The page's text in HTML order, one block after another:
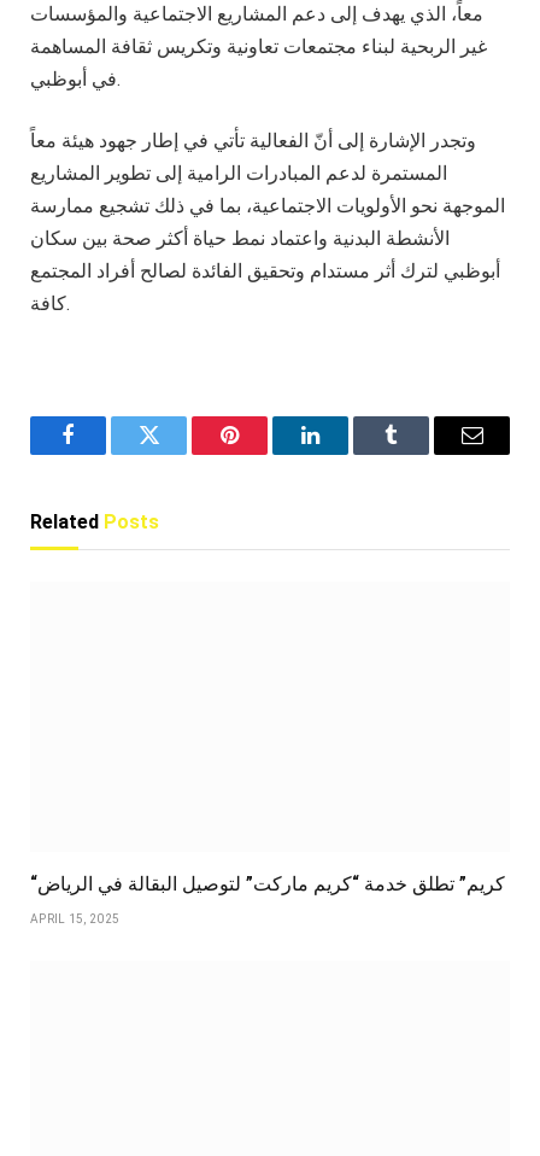
معاً، الذي يهدف إلى دعم المشاريع الاجتماعية والمؤسسات
غير الربحية لبناء مجتمعات تعاونية وتكريس ثقافة المساهمة
في أبوظبي.
وتجدر الإشارة إلى أنّ الفعالية تأتي في إطار جهود هيئة معاً
المستمرة لدعم المبادرات الرامية إلى تطوير المشاريع
الموجهة نحو الأولويات الاجتماعية، بما في ذلك تشجيع ممارسة
الأنشطة البدنية واعتماد نمط حياة أكثر صحة بين سكان
أبوظبي لترك أثر مستدام وتحقيق الفائدة لصالح أفراد المجتمع
كافة.
FacebookTwitter Pinterest LinkedInTumblr Email
Related Posts
“كريم” تطلق خدمة “كريم ماركت” لتوصيل البقالة في الرياض
APRIL 15, 2025